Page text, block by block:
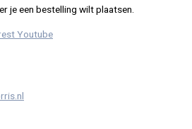
je een bestelling wilt plaatsen.
Youtube